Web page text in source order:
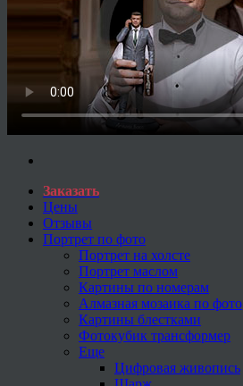
Заказать
Цены
Отзывы
Портрет по фото
Портрет на холсте
Портрет маслом
Картины по номерам
Алмазная мозаика по фото
Картины блестками
Фотокубик трансформер
Еще
Цифровая живопись